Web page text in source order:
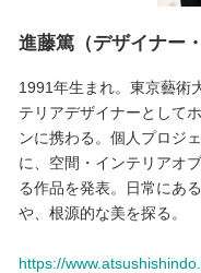
進藤篤（デザイナー
1991年生まれ。東京藝術
テリアデザイナーとして
ンに携わる。個人プロジ
に、空間・インテリアオ
る作品を発表。日常にあ
や、根源的な美を探る。
https://